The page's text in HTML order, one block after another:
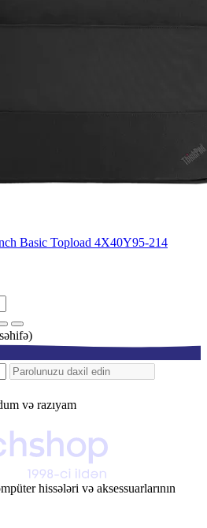
Basic Topload 4X40Y95-214
və razıyam
hissələri və aksessuarlarının